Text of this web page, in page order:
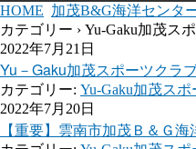
HOME 加茂B&G海洋センタ
カテゴリー › Yu-Gaku加茂ス
2022年7月21日
Yu－Gaku加茂スポーツクラ
カテゴリー: Yu-Gaku加茂ス
2022年7月20日
【重要】雲南市加茂Ｂ＆Ｇ